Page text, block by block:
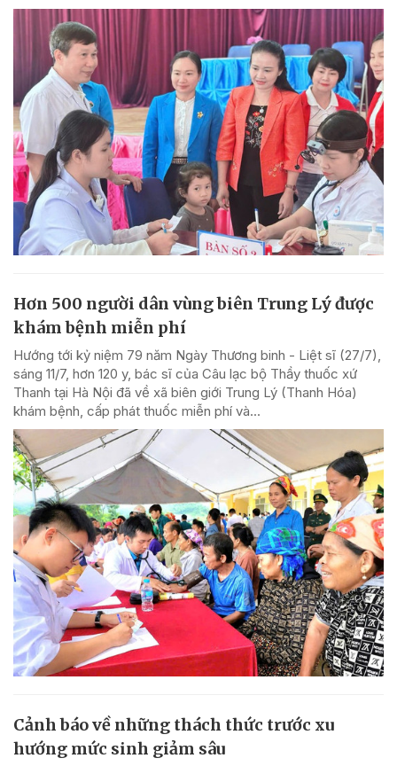
Hơn 500 người dân vùng biên Trung Lý được
khám bệnh miễn phí
Hướng tới kỷ niệm 79 năm Ngày Thương binh - Liệt sĩ (27/7),
sáng 11/7, hơn 120 y, bác sĩ của Câu lạc bộ Thầy thuốc xứ
Thanh tại Hà Nội đã về xã biên giới Trung Lý (Thanh Hóa)
khám bệnh, cấp phát thuốc miễn phí và...
Cảnh báo về những thách thức trước xu
hướng mức sinh giảm sâu